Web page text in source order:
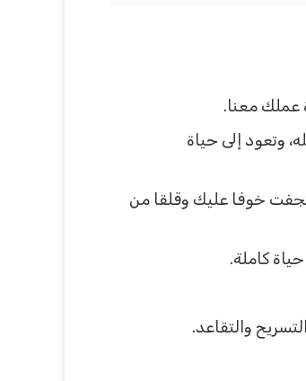
عملك معنا.
وتعود إلى حياة
خوفا عليك وقلقا من
كاملة.
والتقاعد.